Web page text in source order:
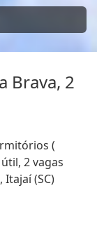
Brava, 2
(
2 vagas
(SC)